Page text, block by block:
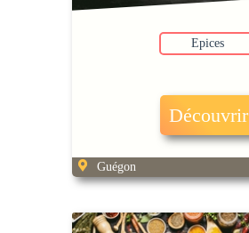
Epices
Découvrir
Guégon